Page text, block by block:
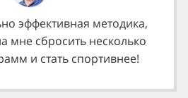
эффективная методика,
мне сбросить несколько
и стать спортивнее!